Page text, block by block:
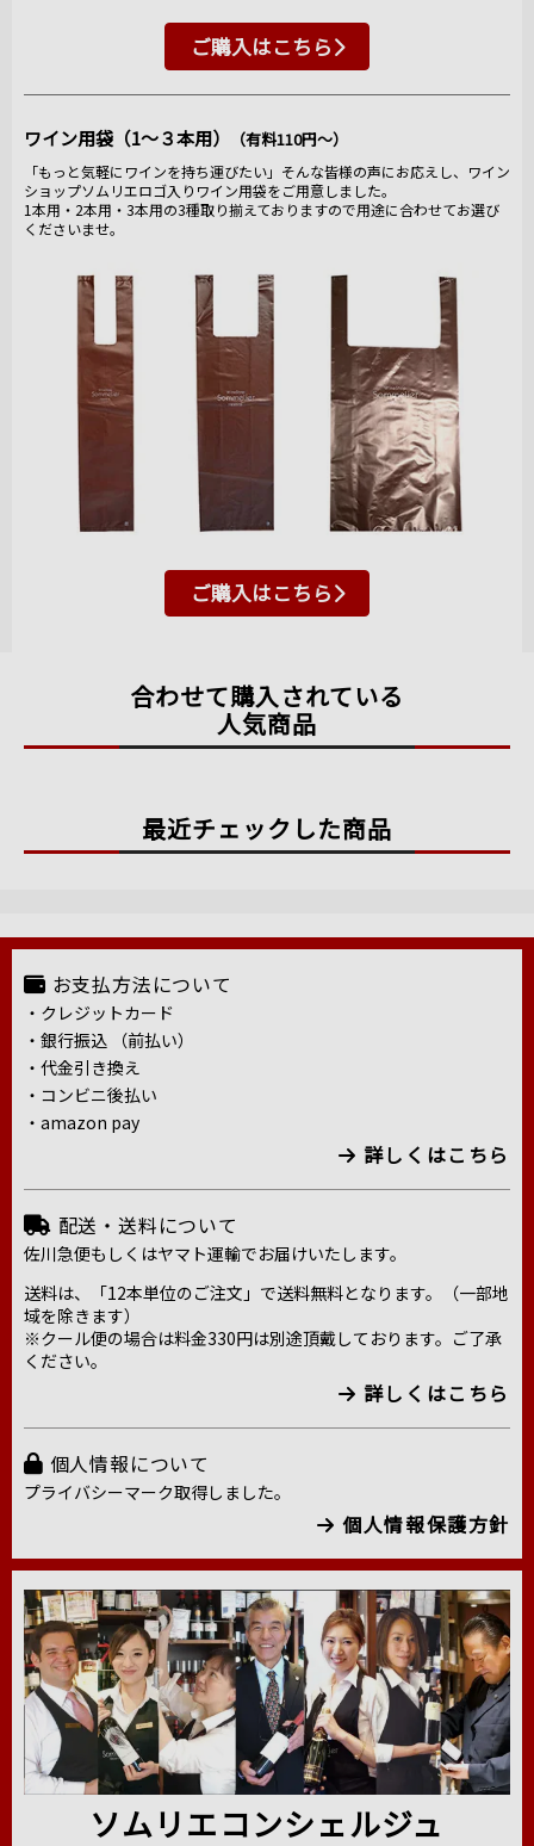
ご購入はこちら
ワイン用袋（1～３本用） （有料110円～）
「もっと気軽にワインを持ち運びたい」そんな皆様の声にお応えし、ワイン
ショップソムリエロゴ入りワイン用袋をご用意しました。
1本用・2本用・3本用の3種取り揃えておりますので用途に合わせてお選び
くださいませ。
ご購入はこちら
合わせて購入されている
人気商品
最近チェックした商品
お支払方法について
・クレジットカード
・銀行振込 （前払い）
・代金引き換え
・コンビニ後払い
・amazon pay
詳しくはこちら
配送・送料について
佐川急便もしくはヤマト運輸でお届けいたします。
送料は、「12本単位のご注文」で送料無料となります。（一部地
域を除きます）
※クール便の場合は料金330円は別途頂戴しております。ご了承
ください。
詳しくはこちら
個人情報について
プライバシーマーク取得しました。
個人情報保護方針
ソムリエコンシェルジュ